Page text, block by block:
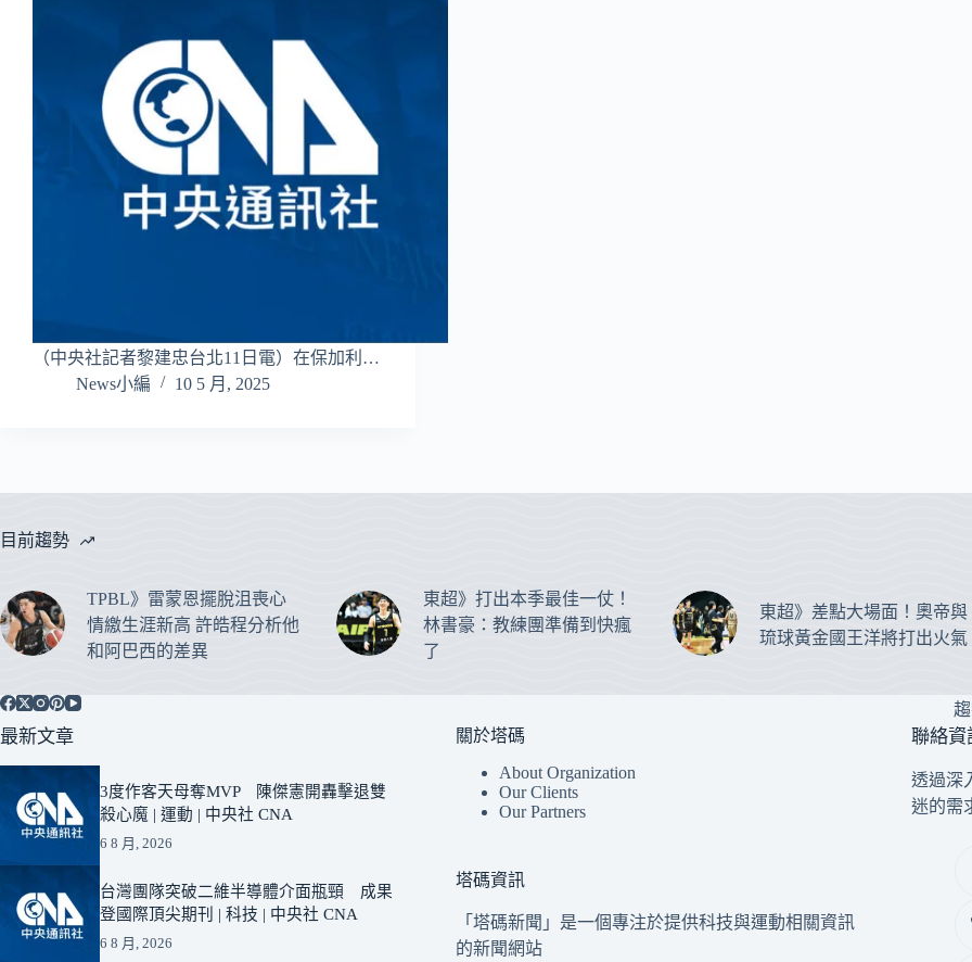
（中央社記者黎建忠台北11日電）在保加利…
News小編
10 5 月, 2025
目前趨勢
TPBL》雷蒙恩擺脫沮喪心
情繳生涯新高 許皓程分析他
和阿巴西的差異
東超》打出本季最佳一仗！
林書豪：教練團準備到快瘋
了
東超》差點大場面！奧帝與
琉球黃金國王洋將打出火氣
最新文章
3度作客天母奪MVP 陳傑憲開轟擊退雙
殺心魔 | 運動 | 中央社 CNA
6 8 月, 2026
台灣團隊突破二維半導體介面瓶頸 成果
登國際頂尖期刊 | 科技 | 中央社 CNA
6 8 月, 2026
關於塔碼
About Organization
Our Clients
Our Partners
塔碼資訊
「塔碼新聞」是一個專注於提供科技與運動相關資訊
的新聞網站
聯絡資
透過深
迷的需